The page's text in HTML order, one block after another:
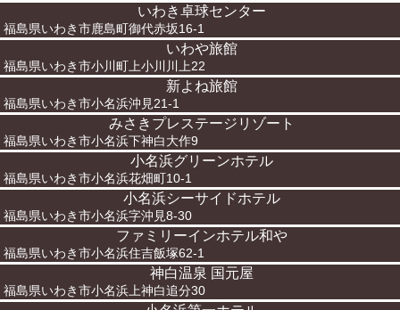
いわき卓球センター
福島県いわき市鹿島町御代赤坂16-1
いわや旅館
福島県いわき市小川町上小川川上22
新よね旅館
福島県いわき市小名浜沖見21-1
みさきプレステージリゾート
福島県いわき市小名浜下神白大作9
小名浜グリーンホテル
福島県いわき市小名浜花畑町10-1
小名浜シーサイドホテル
福島県いわき市小名浜字沖見8-30
ファミリーインホテル和や
福島県いわき市小名浜住吉飯塚62-1
神白温泉 国元屋
福島県いわき市小名浜上神白追分30